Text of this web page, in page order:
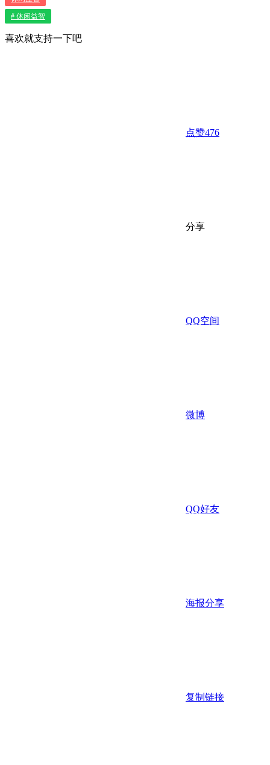
# 休闲益智
喜欢就支持一下吧
点赞476
分享
QQ空间
微博
QQ好友
海报分享
复制链接